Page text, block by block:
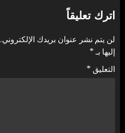
اترك تعليقاً
لن يتم نشر عنوان بريدك الإلكتروني.
إليها بـ*
التعليق *